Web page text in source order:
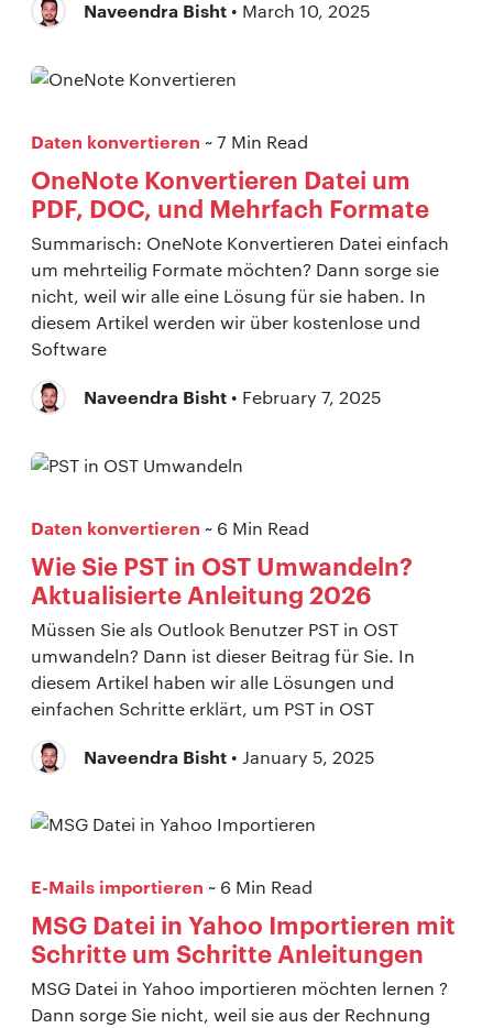
Naveendra Bisht • March 10, 2025
Daten konvertieren ~ 7 Min Read
OneNote Konvertieren Datei um
PDF, DOC, und Mehrfach Formate
Summarisch: OneNote Konvertieren Datei einfach
um mehrteilig Formate möchten? Dann sorge sie
nicht, weil wir alle eine Lösung für sie haben. In
diesem Artikel werden wir über kostenlose und
Software
Naveendra Bisht • February 7, 2025
Daten konvertieren ~ 6 Min Read
Wie Sie PST in OST Umwandeln?
Aktualisierte Anleitung 2026
Müssen Sie als Outlook Benutzer PST in OST
umwandeln? Dann ist dieser Beitrag für Sie. In
diesem Artikel haben wir alle Lösungen und
einfachen Schritte erklärt, um PST in OST
Naveendra Bisht • January 5, 2025
E-Mails importieren ~ 6 Min Read
MSG Datei in Yahoo Importieren mit
Schritte um Schritte Anleitungen
MSG Datei in Yahoo importieren möchten lernen ?
Dann sorge Sie nicht, weil sie aus der Rechnung